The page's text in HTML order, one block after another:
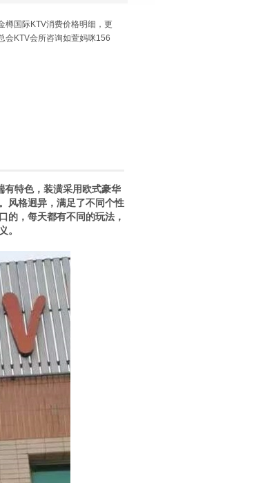
樽国际KTV消费价格明细，更
会KTV会所咨询如萱妈咪156
特色，装潢采用欧式豪华
风格迥异，满足了不同个性
的，每天都有不同的玩法，
。